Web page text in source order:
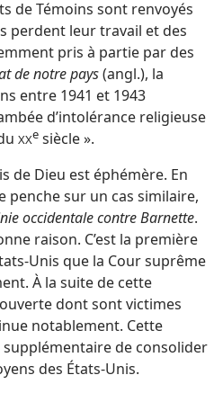
de Témoins sont renvoyés
perdent leur travail et des
pris à partie par des
de notre pays(angl.), la
entre 1941 et 1943
d’intolérance religieuse
XXe siècle ».
de Dieu est éphémère. En
penche sur un cas similaire,
occidentale contre Barnette.
raison. C’est la première
Unis que la Cour suprême
À la suite de cette
dont sont victimes
notablement. Cette
de consolider
des États-Unis.